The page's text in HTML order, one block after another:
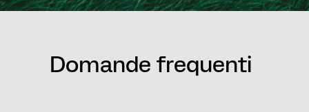
Domande frequenti